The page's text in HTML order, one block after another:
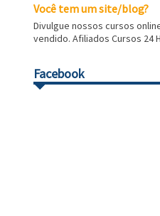
Você tem um site/blog?
Divulgue nossos cursos
vendido. Afiliados Cursos 24
Facebook